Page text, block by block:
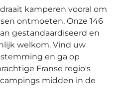
kamperen vooral om
ontmoeten. Onze 146
gestandaardiseerd en
welkom. Vind uw
en ga op
Franse regio's
midden in de